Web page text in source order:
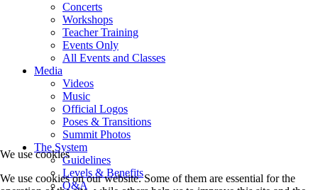
Concerts
Workshops
Teacher Training
Events Only
All Events and Classes
Media
Videos
Music
Official Logos
Poses & Transitions
Summit Photos
The System
Guidelines
Levels & Benefits
Q&A
We use cookies
We use cookies on our website. Some of them are essential for the